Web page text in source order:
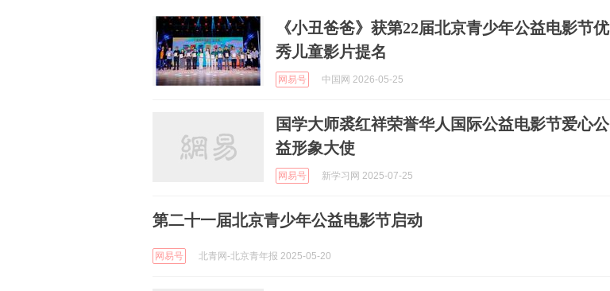
《小丑爸爸》获第22届北京青少年公益电影节优
秀儿童影片提名
网易号 中国网 2026-05-25
国学大师裘红祥荣誉华人国际公益电影节爱心公
益形象大使
网易号 新学习网 2025-07-25
第二十一届北京青少年公益电影节启动
网易号 北青网-北京青年报 2025-05-20